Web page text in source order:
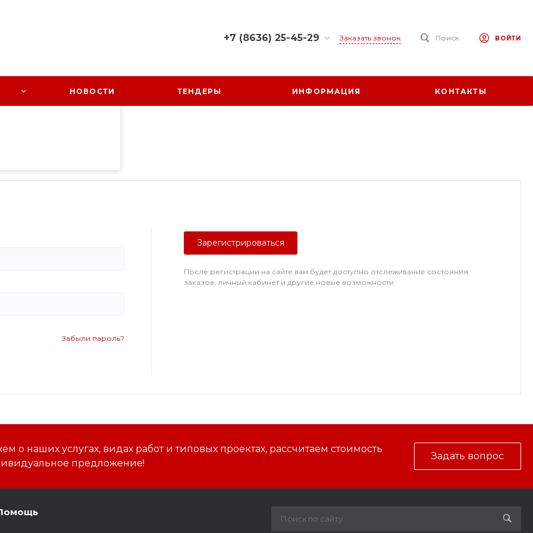
и
+7 (8636) 25-45-29
Октябрьский р-н., х.
Заречный, ул. Заречная,
Заказать звонок Поиск ВОЙТИ
НОВОСТИ ТЕНДЕРЫ ИНФОРМАЦИЯ КОНТАКТЫ
Забыли пароль?
Зарегистрироваться
После регистрации на сайте вам будет доступно отслеживание состояния
заказов, личный кабинет и другие новые возможности
о наших услугах, видах работ и типовых проектах, рассчитаем стоимость
предложение!
Задать вопрос